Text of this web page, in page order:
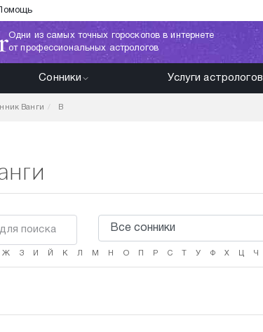
Помощь
Одни из самых точных гороскопов в интернете
от профессиональных астрологов
Сонники Услуги астрологов
Ванги В
Ж З И Й К Л М Н О Р С У Ф Х Ц Ч